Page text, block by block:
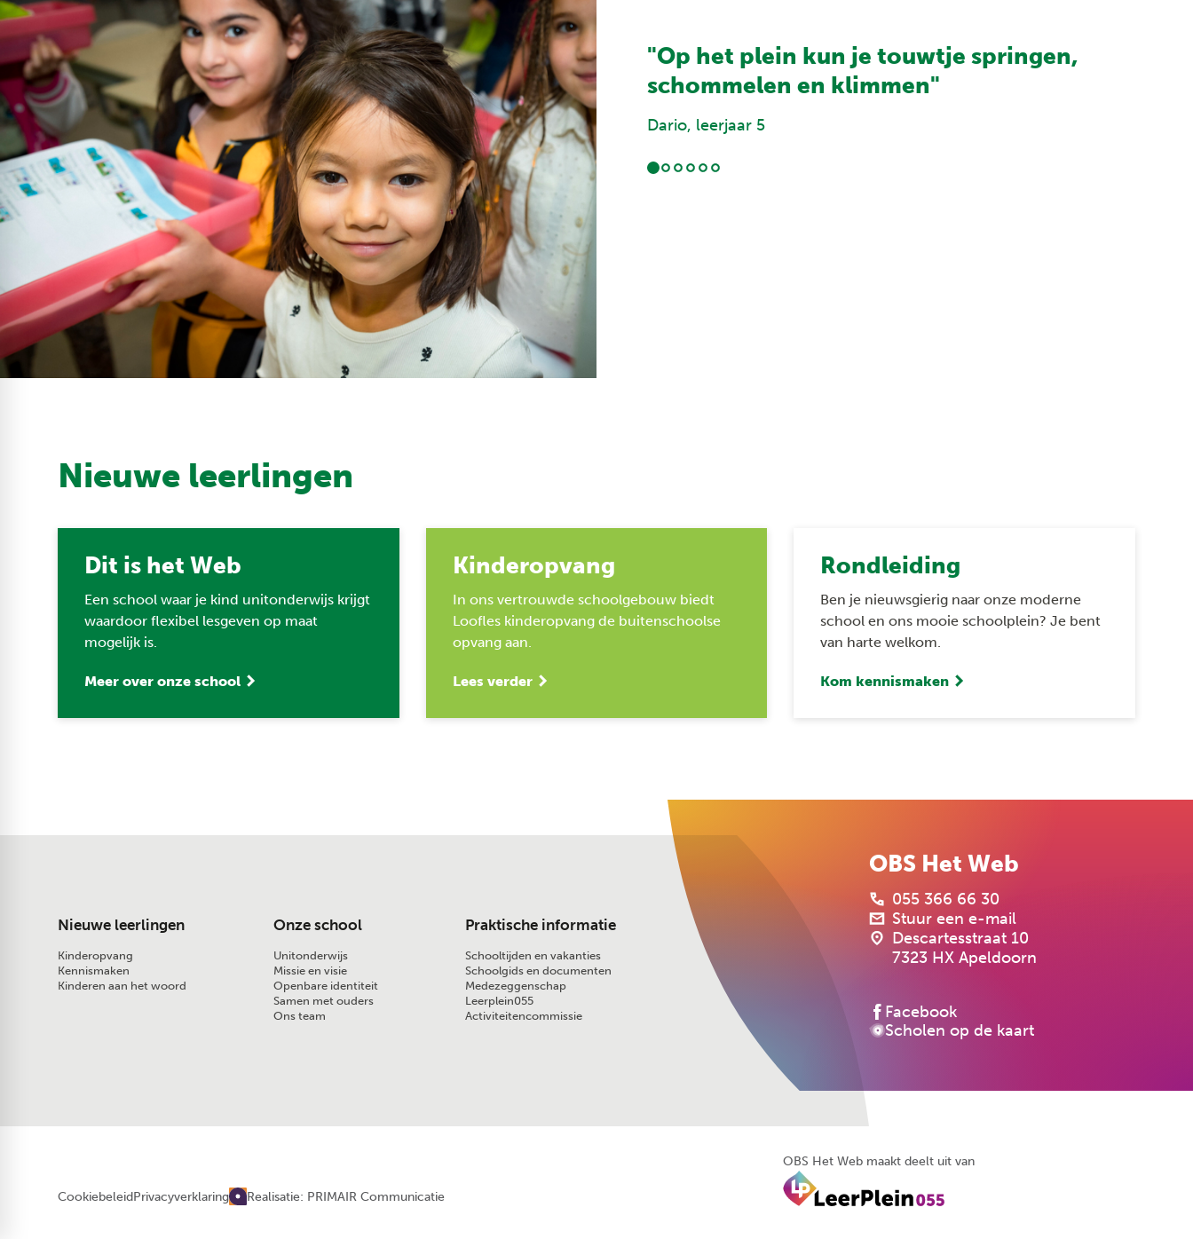
"Op het plein kun je touwtje springen,
schommelen en klimmen"
Dario, leerjaar 5
Nieuwe leerlingen
Dit is het Web
Een school waar je kind unitonderwijs krijgt
waardoor flexibel lesgeven op maat
mogelijk is.
Meer over onze school
Kinderopvang
In ons vertrouwde schoolgebouw biedt
Loofles kinderopvang de buitenschoolse
opvang aan.
Lees verder
Rondleiding
Ben je nieuwsgierig naar onze moderne
school en ons mooie schoolplein? Je bent
van harte welkom.
Kom kennismaken
Nieuwe leerlingen
Kinderopvang
Kennismaken
Kinderen aan het woord
Onze school
Unitonderwijs
Missie en visie
Openbare identiteit
Samen met ouders
Ons team
Praktische informatie
Schooltijden en vakanties
Schoolgids en documenten
Medezeggenschap
Leerplein055
Activiteitencommissie
OBS Het Web
055 366 66 30
Stuur een e-mail
Descartesstraat 10
7323 HX Apeldoorn
Facebook
Scholen op de kaart
CookiebeleidPrivacyverklaring Realisatie: PRIMAIR Communicatie
OBS Het Web maakt deelt uit van